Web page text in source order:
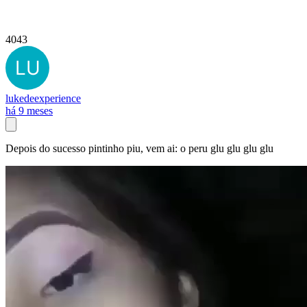
4043
lukedeexperience
há 9 meses
Depois do sucesso pintinho piu, vem ai: o peru glu glu glu glu